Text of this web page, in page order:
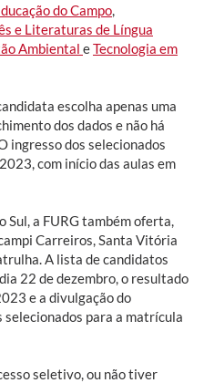
do Campo,
e Literaturas de Língua
Ambiental eTecnologia em
escolha apenas uma
dos dados e não há
ingresso dos selecionados
com início das aulas em
Sul, a FURG também oferta,
Carreiros, Santa Vitória
A lista de candidatos
22 de dezembro, o resultado
e a divulgação do
para a matrícula
seletivo, ou não tiver